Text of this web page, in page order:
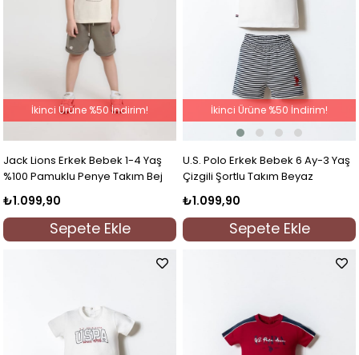
Jack Lions Erkek Bebek 1-4 Yaş
%100 Pamuklu Penye Takım Bej
₺1.099,90
Sepete Ekle
İkinci Ürüne %50 İndirim!
U.S. Polo Erkek Bebek 6 Ay-3 Yaş
Çizgili Şortlu Takım Beyaz
₺1.099,90
Sepete Ekle
İkinci Ürüne %50 İndirim!